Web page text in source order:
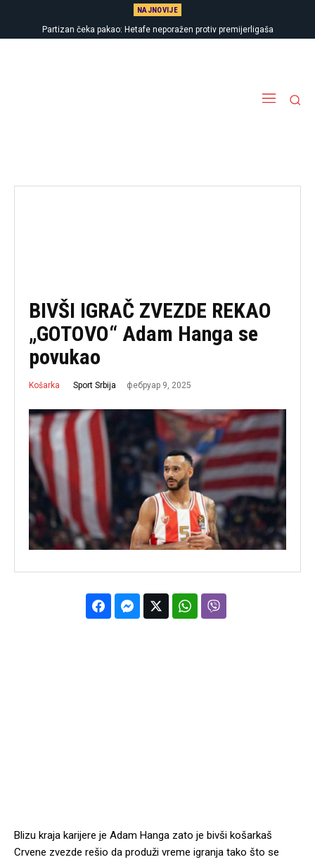
NAJNOVIJE
Partizan čeka pakao: Hetafe neporažen protiv premijerligaša
BIVŠI IGRAČ ZVEZDE REKAO
„GOTOVO“ Adam Hanga se
povukao
Košarka Sport Srbija фебруар 9, 2025
Blizu kraja karijere je Adam Hanga zato je bivši košarkaš
Crvene zvezde rešio da produži vreme igranja tako što se